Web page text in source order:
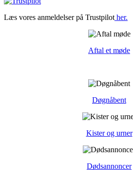
Læs vores anmeldelser på Trustpilot her.
Aftal et møde
Døgnåbent
Kister og urner
Dødsannoncer